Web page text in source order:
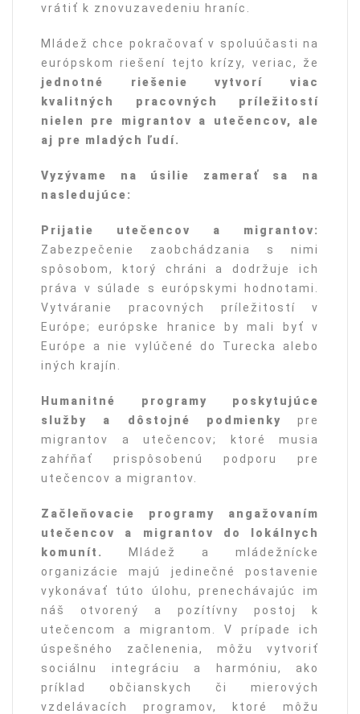
vrátiť k znovuzavedeniu hraníc.
Mládež chce pokračovať v spoluúčasti na
európskom riešení tejto krízy, veriac, že
jednotné riešenie vytvorí viac
kvalitných pracovných príležitostí
nielen pre migrantov a utečencov, ale
aj pre mladých ľudí.
Vyzývame na úsilie zamerať sa na
nasledujúce:
Prijatie utečencov a migrantov:
Zabezpečenie zaobchádzania s nimi
spôsobom, ktorý chráni a dodržuje ich
práva v súlade s európskymi hodnotami.
Vytváranie pracovných príležitostí v
Európe; európske hranice by mali byť v
Európe a nie vylúčené do Turecka alebo
iných krajín.
Humanitné programy poskytujúce
služby a dôstojné podmienky pre
migrantov a utečencov; ktoré musia
zahŕňať prispôsobenú podporu pre
utečencov a migrantov.
Začleňovacie programy angažovaním
utečencov a migrantov do lokálnych
komunít.
Mládež a mládežnícke
organizácie majú jedinečné postavenie
vykonávať túto úlohu, prenechávajúc im
náš otvorený a pozítívny postoj k
utečencom a migrantom. V prípade ich
úspešného začlenenia, môžu vytvoriť
sociálnu integráciu a harmóniu, ako
príklad občianskych či mierových
vzdelávacích programov, ktoré môžu